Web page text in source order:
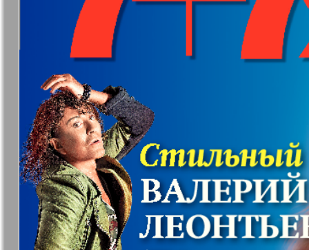
25 26
31
Новые Земляки
Партнер Партнер-
Телеграф
Архив необновляющихся на сайте изданий